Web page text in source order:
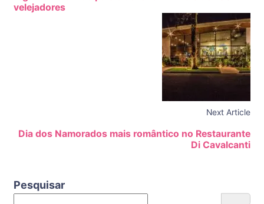
velejadores
Next Article
Dia dos Namorados mais romântico no Restaurante
Di Cavalcanti
Pesquisar